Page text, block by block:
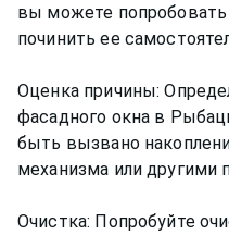
вы можете
починить ее
Оценка причины:
фасадного окна в
быть вызвано
механизма или другими
Очистка: Попробуйте